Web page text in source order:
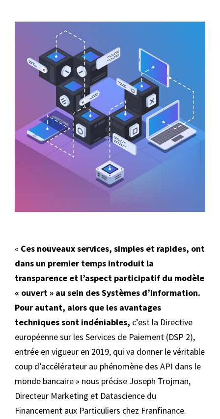
« Ces nouveaux services, simples et rapides, ont
dans un premier temps introduit la
transparence et l’aspect participatif du modèle
« ouvert » au sein des Systèmes d’Information.
Pour autant, alors que les avantages
techniques sont indéniables, c’est la Directive
européenne sur les Services de Paiement (DSP 2),
entrée en vigueur en 2019, qui va donner le véritable
coup d’accélérateur au phénomène des API dans le
monde bancaire » nous précise Joseph Trojman,
Directeur Marketing et Datascience du
Financement aux Particuliers chez Franfinance.